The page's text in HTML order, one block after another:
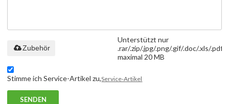
Unterstützt nur
.rar/.zip/.jpg/.png/.gif/.doc/.xls/.pdf,
maximal 20 MB
Zubehör
Stimme ich Service-Artikel zu,Service-Artikel
SENDEN